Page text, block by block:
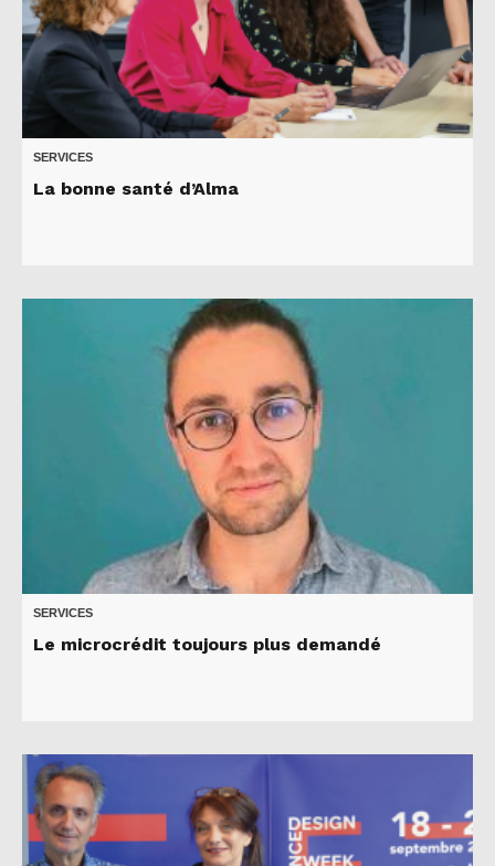
SERVICES
La bonne santé d’Alma
SERVICES
Le microcrédit toujours plus demandé